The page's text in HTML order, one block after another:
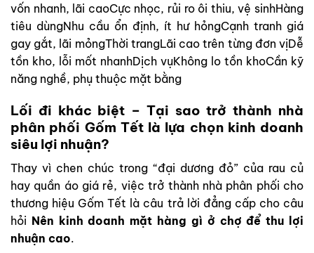
vốn nhanh, lãi caoCực nhọc, rủi ro ôi thiu, vệ sinhHàng
tiêu dùngNhu cầu ổn định, ít hư hỏngCạnh tranh giá
gay gắt, lãi mỏngThời trangLãi cao trên từng đơn vịDễ
tồn kho, lỗi mốt nhanhDịch vụKhông lo tồn khoCần kỹ
năng nghề, phụ thuộc mặt bằng
Lối đi khác biệt – Tại sao trở thành nhà
phân phối Gốm Tết là lựa chọn kinh doanh
siêu lợi nhuận?
Thay vì chen chúc trong “đại dương đỏ” của rau củ
hay quần áo giá rẻ, việc trở thành nhà phân phối cho
thương hiệu Gốm Tết là câu trả lời đẳng cấp cho câu
hỏi Nên kinh doanh mặt hàng gì ở chợ để thu lợi
nhuận cao.